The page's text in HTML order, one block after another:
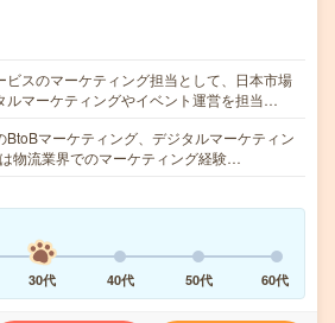
ビスのマーケティング担当として、日本市場
ルマーケティングやイベント運営を担当…
BtoBマーケティング、デジタルマーケティン
物流業界でのマーケティング経験…
30代 40代 50代 60代